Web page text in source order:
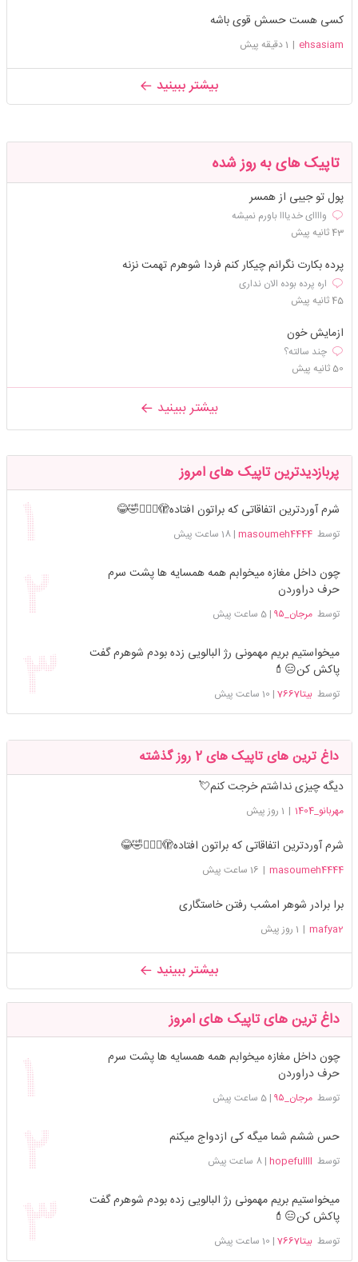
کسی هست حسش قوی باشه
ehsasiam
| 1 دقیقه پیش
بیشتر ببینید
تاپیک های به روز شده
پول تو جیبی از همسر
واااای خدیااا باورم نمیشه
43 ثانیه پیش
پرده بکارت نگرانم چیکار کنم فردا شوهرم تهمت نزنه
اره پرده بوده الان نداری
45 ثانیه پیش
ازمایش خون
چند سالته؟
50 ثانیه پیش
بیشتر ببینید
پربازدیدترین تاپیک های امروز
شرم آوردترین اتفاقاتی که براتون افتاده🫣🤦🏻‍♀️🤣😂
توسطmasoumeh4444
|18 ساعت پیش
چون داخل مغازه میخوابم همه همسایه ها پشت سرم
حرف دراوردن
توسطمرجان_۹۵ |5 ساعت پیش
میخواستیم بریم مهمونی رژ البالویی زده بودم شوهرم گفت
پاکش کن😑💄
توسطبیتا7667 | 10 ساعت پیش
داغ ترین های تاپیک های 2 روز گذشته
دیگه چیزی نداشتم خرجت کنم💘
مهربانو_1404 | 1 روز پیش
شرم آوردترین اتفاقاتی که براتون افتاده🫣🤦🏻‍♀️🤣😂
masoumeh4444
| 16 ساعت پیش
برا برادر شوهر امشب رفتن خاستگاری
mafya2
| 1 روز پیش
بیشتر ببینید
داغ ترین های تاپیک های امروز
چون داخل مغازه میخوابم همه همسایه ها پشت سرم
حرف دراوردن
توسطمرجان_۹۵ |5 ساعت پیش
حس ششم شما میگه کی ازدواج میکنم
توسط hopefullll
|8 ساعت پیش
میخواستیم بریم مهمونی رژ البالویی زده بودم شوهرم گفت
پاکش کن😑💄
توسطبیتا7667 | 10 ساعت پیش